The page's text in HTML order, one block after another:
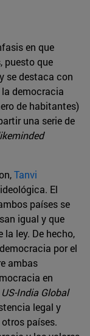
en que
puesto que
se destaca con
democracia
de habitantes)
una serie de
Tanvi
El
países se
igual y que
la ley. De hecho,
por el
ambas
en
US-India Global
legal y
países.